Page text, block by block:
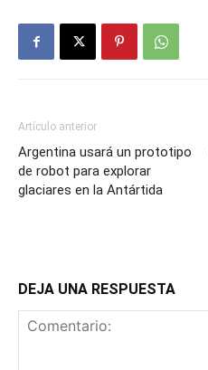
Artículo anterior
Argentina usará un prototipo
de robot para explorar
glaciares en la Antártida
DEJA UNA RESPUESTA